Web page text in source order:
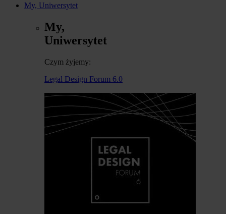
My, Uniwersytet
My,
Uniwersytet
Czym żyjemy:
Legal Design Forum 6.0